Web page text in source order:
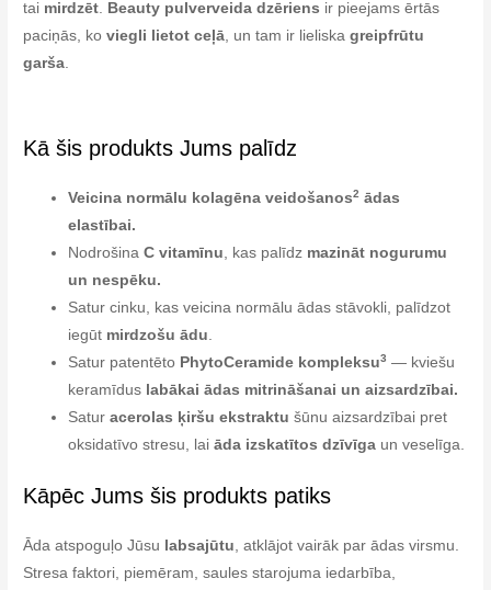
tai mirdzēt Beauty pulverveida dzēriens ir pieejams ērtās
paciņās, koviegli lietot ceļā , un tam ir lieliskagreipfrūtu
garša
Kā šis produkts Jums palīdz
Veicina normālu kolagēna veidošanos2 ādas
elastībai.
NodrošinaC vitamīnu, kas palīdz mazināt nogurumu
un nespēku.
Satur cinku, kas veicina normālu ādas stāvokli, palīdzot
iegūt mirdzošu ādu.
Satur patentēto PhytoCeramide kompleksu3 — kviešu
keramīdus labākai ādas mitrināšanai un aizsardzībai.
Saturacerolas ķiršu ekstraktu šūnu aizsardzībai pret
oksidatīvo stresu, laiāda izskatītos dzīvīga un veselīga.
Kāpēc Jums šis produkts patiks
Āda atspoguļo Jūsu labsajūtu , atklājot vairāk par ādas virsmu.
Stresa faktori, piemēram, saules starojuma iedarbība,